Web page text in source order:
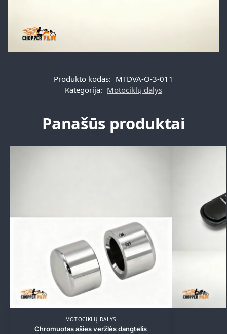
Produkto kodas: MTDVA-O-3-011
Kategorija: Motociklų dalys
Panašūs produktai
MOTOCIKLŲ DALYS
Chromuotas ašies veržlės dangtelis